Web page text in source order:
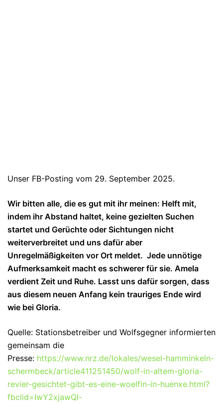
Unser FB-Posting vom 29. September 2025.
Wir bitten alle, die es gut mit ihr meinen: Helft mit,
indem ihr Abstand haltet, keine gezielten Suchen
startet und Gerüchte oder Sichtungen nicht
weiterverbreitet und uns dafür aber
Unregelmäßigkeiten vor Ort meldet. Jede unnötige
Aufmerksamkeit macht es schwerer für sie. Amela
verdient Zeit und Ruhe. Lasst uns dafür sorgen, dass
aus diesem neuen Anfang kein trauriges Ende wird
wie bei Gloria.
Quelle: Stationsbetreiber und Wolfsgegner informierten
gemeinsam die
Presse: https://www.nrz.de/lokales/wesel-hamminkeln-
schermbeck/article411251450/wolf-in-altem-gloria-
revier-gesichtet-gibt-es-eine-woelfin-in-huenxe.html?
fbclid=IwY2xjawQI-